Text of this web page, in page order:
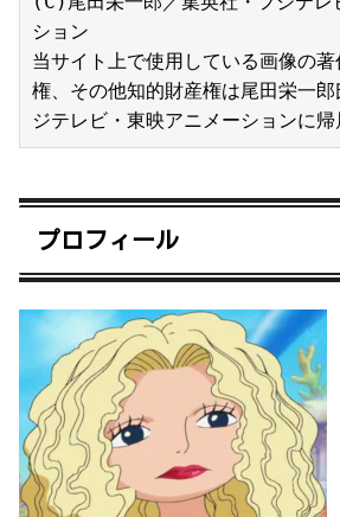
ション
当サイト上で使用している画像の
権、その他知的財産権は尾田栄一
ジテレビ・東映アニメーションに帰
プロフィール